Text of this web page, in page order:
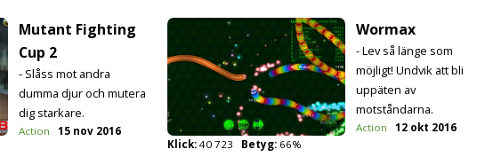
Mutant Fighting
Cup 2
- Slåss mot andra
dumma djur och mutera
dig starkare.
Action
15 nov 2016
Wormax
- Lev så länge som
möjligt! Undvik att bli
uppäten av
motståndarna.
Action
12 okt 2016
Klick:40 723 Betyg: 66%